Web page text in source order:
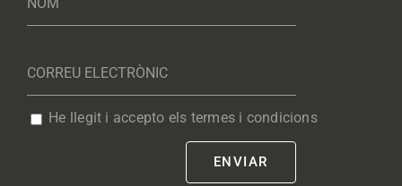
He llegit i accepto els termes i condicions